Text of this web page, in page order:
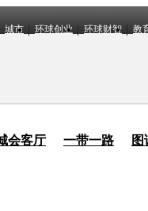
城市 环球创业 环球财智 教
会客厅 一带一路